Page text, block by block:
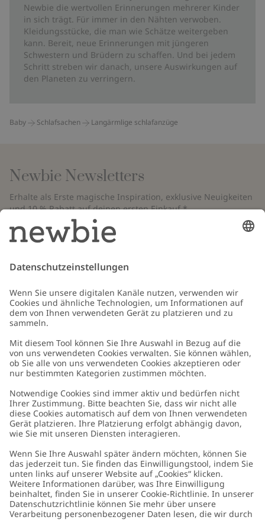
Newbie die wertvollen Erinnerungen mehrerer Kinder
in sich trägt. Für immer in den Nähten verwoben.
Kleidungsstücke, die man wie Schätze weitergeben
kann. Bereit, neue Erinnerungen mit jüngeren
Schwestern und Brüdern zu schaffen. Und bei jedem
Schritt streben wir danach, unsere Auswirkungen auf
den Planeten zu verringern.
Baby Schlafsachen Langärmlige schlafanzüge
Newbie Newsletters
Erhalte als Erste magische Inspiration, exklusive Neuigkeiten
und 10 % Rabatt auf deinen ersten Einkauf.*
*Gilt nur für deine erste Bestellung und ist nicht mit anderen Rabatten
oder Angeboten kombinierbar. Gilt nicht für limitierte Artikel. Bitte
überprüfe deinen Spam-Ordner. Lies unsere
Schicken
Kundenservice
Kontaktieren Sie uns
FAQ
Barrierefreiheit
Datenschutzrichtlinie
Über uns
Über Newbie
Nachhaltigkeit
Impressum
Germany Standort ändern
Cookies